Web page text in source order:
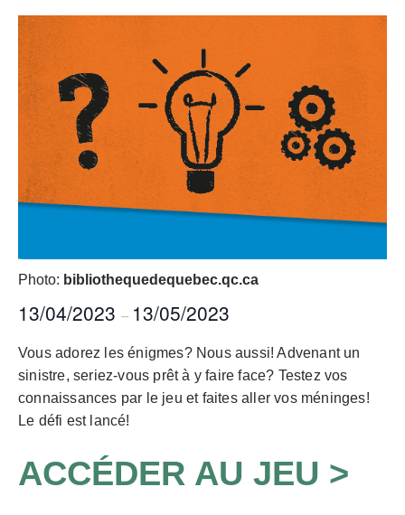
Photo: bibliothequedequebec.qc.ca
13/04/2023 – 13/05/2023
Vous adorez les énigmes? Nous aussi! Advenant un
sinistre, seriez-vous prêt à y faire face? Testez vos
connaissances par le jeu et faites aller vos méninges!
Le défi est lancé!
ACCÉDER AU JEU >